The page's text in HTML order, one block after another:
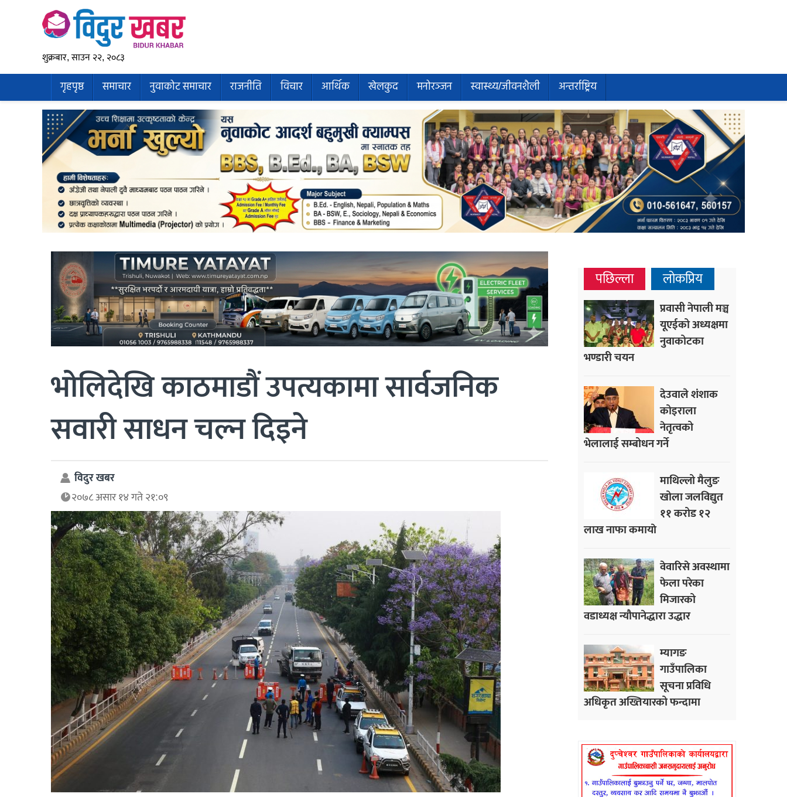
शुक्रबार, साउन २२, २०८३
गृहपृष्ठ समाचार नुवाकोट समाचार राजनीति विचार आर्थिक खेलकुद मनोरञ्जन स्वास्थ्य/जीवनशैली अन्तर्राष्ट्रिय
भोलिदेखि काठमाडौं उपत्यकामा सार्वजनिक
सवारी साधन चल्न दिइने
विदुर खबर
२०७८ असार १४ गते २१:०९
पछिल्ला लोकप्रिय
प्रवासी नेपाली मञ्च
यूएईको अध्यक्षमा
नुवाकोटका
भण्डारी चयन
देउवाले शंशाक
कोइराला
नेतृत्वको
भेलालाई सम्बोधन गर्ने
माथिल्लो मैलुङ
खोला जलविद्युत
११ करोड १२
लाख नाफा कमायाे
वेवारिसे अवस्थामा
फेला परेका
मिजारको
वडाध्यक्ष न्यौपानेद्धारा उद्धार
म्यागङ
गाउँपालिका
सूचना प्रविधि
अधिकृत अख्तियारको फन्दामा